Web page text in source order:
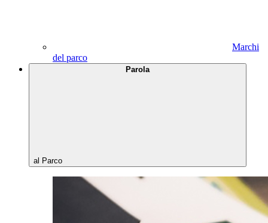
Marchi
del parco
Parola
al Parco